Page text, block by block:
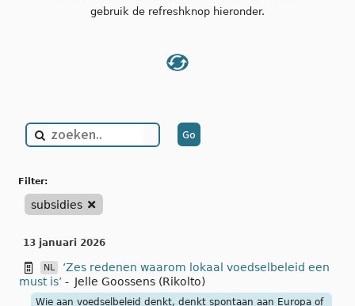
gebruik de refreshknop hieronder.
filter:
subsidies
13 januari 2026
NL
‘Zes redenen waarom lokaal voedselbeleid een
must is’ - Jelle Goossens (Rikolto)
Wie aan voedselbeleid denkt, denkt spontaan aan Europa of